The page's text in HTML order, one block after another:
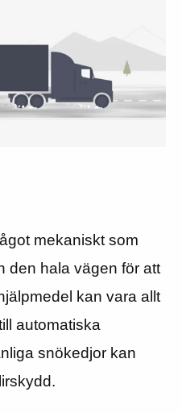
mekaniskt som
den hala vägen för att
kan vara allt
automatiska
snökedjor kan